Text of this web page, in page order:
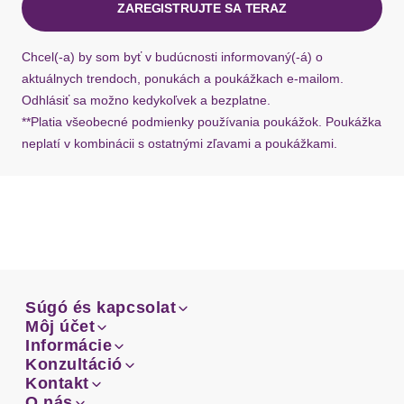
ZAREGISTRUJTE SA TERAZ
Chcel(-a) by som byť v budúcnosti informovaný(-á) o
aktuálnych trendoch, ponukách a poukážkach e-mailom.
Odhlásiť sa možno kedykoľvek a bezplatne.
**Platia všeobecné podmienky používania poukážok. Poukážka
neplatí v kombinácii s ostatnými zľavami a poukážkami.
Súgó és kapcsolat
Email
Facebook
Súgó és kapcsolat
Email
Facebook
Môj účet
Prehľad objednávok
Môj účet
Prehľad objednávok
Informácie
Doprava
Informácie
Doprava
Konzultáció
Sprievodca-veľkosťami
Konzultáció
Kontakt
Kontakt